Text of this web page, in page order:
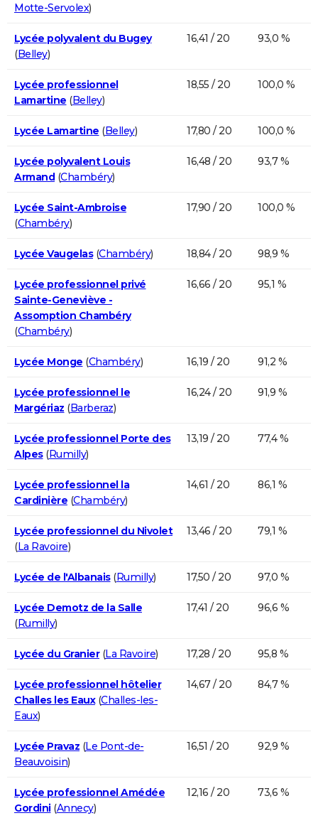
Motte-Servolex)
Lycée polyvalent du Bugey
(Belley)
16,41 / 20 93,0 %
Lycée professionnel
Lamartine (Belley)
18,55 / 20 100,0 %
Lycée Lamartine (Belley) 17,80 / 20 100,0 %
Lycée polyvalent Louis
Armand(Chambéry)
16,48 / 20 93,7 %
Lycée Saint-Ambroise
(Chambéry)
17,90 / 20 100,0 %
Lycée Vaugelas(Chambéry) 18,84 / 20 98,9 %
Lycée professionnel privé
Sainte-Geneviève -
Assomption Chambéry
(Chambéry)
16,66 / 20 95,1 %
Lycée Monge (Chambéry) 16,19 / 20 91,2 %
Lycée professionnel le
Margériaz (Barberaz)
16,24 / 20 91,9 %
Lycée professionnel Porte des
Alpes(Rumilly)
13,19 / 20 77,4 %
Lycée professionnel la
Cardinière (Chambéry)
14,61 / 20 86,1 %
Lycée professionnel du Nivolet
(La Ravoire)
13,46 / 20 79,1 %
Lycée de l'Albanais(Rumilly) 17,50 / 20 97,0 %
Lycée Demotz de la Salle
(Rumilly)
17,41 / 20 96,6 %
Lycée du Granier(La Ravoire) 17,28 / 20 95,8 %
Lycée professionnel hôtelier
Challes les Eaux(Challes-les-
Eaux)
14,67 / 20 84,7 %
Lycée Pravaz (Le Pont-de-
Beauvoisin)
16,51 / 20 92,9 %
Lycée professionnel Amédée
Gordini(Annecy)
12,16 / 20 73,6 %